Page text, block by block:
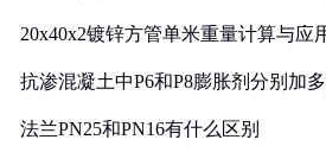
20x40x2镀锌方管单米重量计算与应
抗渗混凝土中P6和P8膨胀剂分别加
法兰PN25和PN16有什么区别